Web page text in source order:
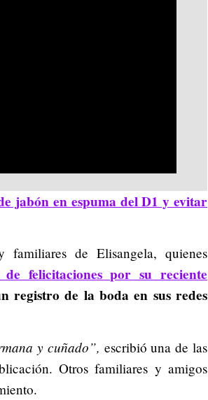
jabón en espuma del D1 y evitar
de Elisangela, quienes
de felicitaciones por su reciente
registro de la boda en sus redes
y cuñado”, escribió una de las
Otros familiares y amigos